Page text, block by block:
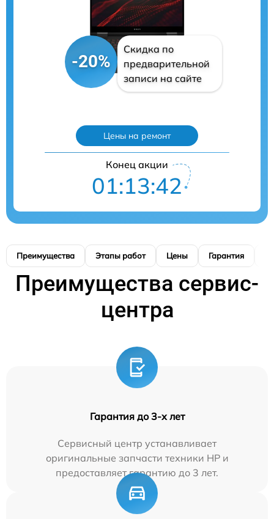
-20%
Скидка по
предварительной
записи на сайте
Цены на ремонт
Конец акции
01:13:40
Преимущества Этапы работ Цены Гарантия
Преимущества сервис-
центра
Гарантия до 3-х лет
Сервисный центр устанавливает
оригинальные запчасти техники HP и
предоставляет гарантию до 3 лет.